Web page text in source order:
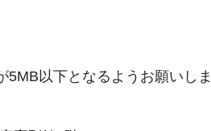
以下となるようお願いしま